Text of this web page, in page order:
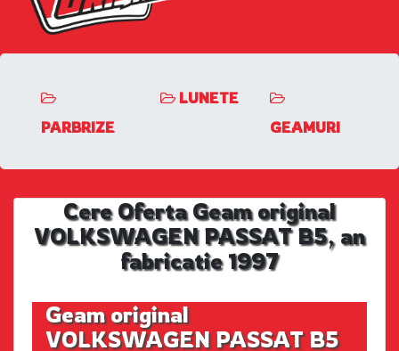
PARBRIZE
LUNETE
GEAMURI
Cere Oferta Geam original
VOLKSWAGEN PASSAT B5, an
fabricatie 1997
Geam original
VOLKSWAGEN PASSAT B5